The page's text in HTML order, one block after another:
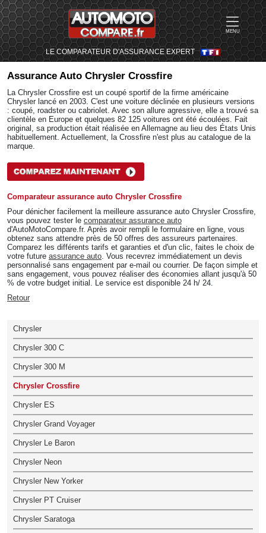
MENU
LE COMPARATEUR D'ASSURANCE EXPERT
Assurance Auto Chrysler Crossfire
La Chrysler Crossfire est un coupé sportif de la firme américaine
Chrysler lancé en 2003. C'est une voiture déclinée en plusieurs versions
: coupé, roadster ou cabriolet. Avec son allure agressive, elle a trouvé sa
clientèle en Europe et quelques 82 125 voitures ont été écoulées. Fait
original, sa production était réalisée en Allemagne au lieu des États Unis
habituellement. Actuellement, la Crossfire n'est plus au catalogue de la
marque.
Comparateur assurance auto Chrysler Crossfire
Pour dénicher facilement la meilleure assurance auto Chrysler Crossfire,
vous pouvez tester le comparateur assurance auto
d'AutoMotoCompare.fr. Après avoir rempli le formulaire en ligne, vous
obtenez sans attendre près de 50 offres des assureurs partenaires.
Comparez les différents tarifs et garanties et d'un clic, faites le choix de
votre future assurance auto. Vous recevrez immédiatement un devis
personnalisé sans engagement par e-mail ou courrier. De façon simple et
sans engagement, vous pouvez réaliser des économies allant jusqu'à 50
% de votre budget initial. Le service est disponible 24 h/ 24.
Retour
Chrysler
Chrysler 300 C
Chrysler 300 M
Chrysler Crossfire
Chrysler ES
Chrysler Grand Voyager
Chrysler Le Baron
Chrysler Neon
Chrysler New Yorker
Chrysler PT Cruiser
Chrysler Saratoga